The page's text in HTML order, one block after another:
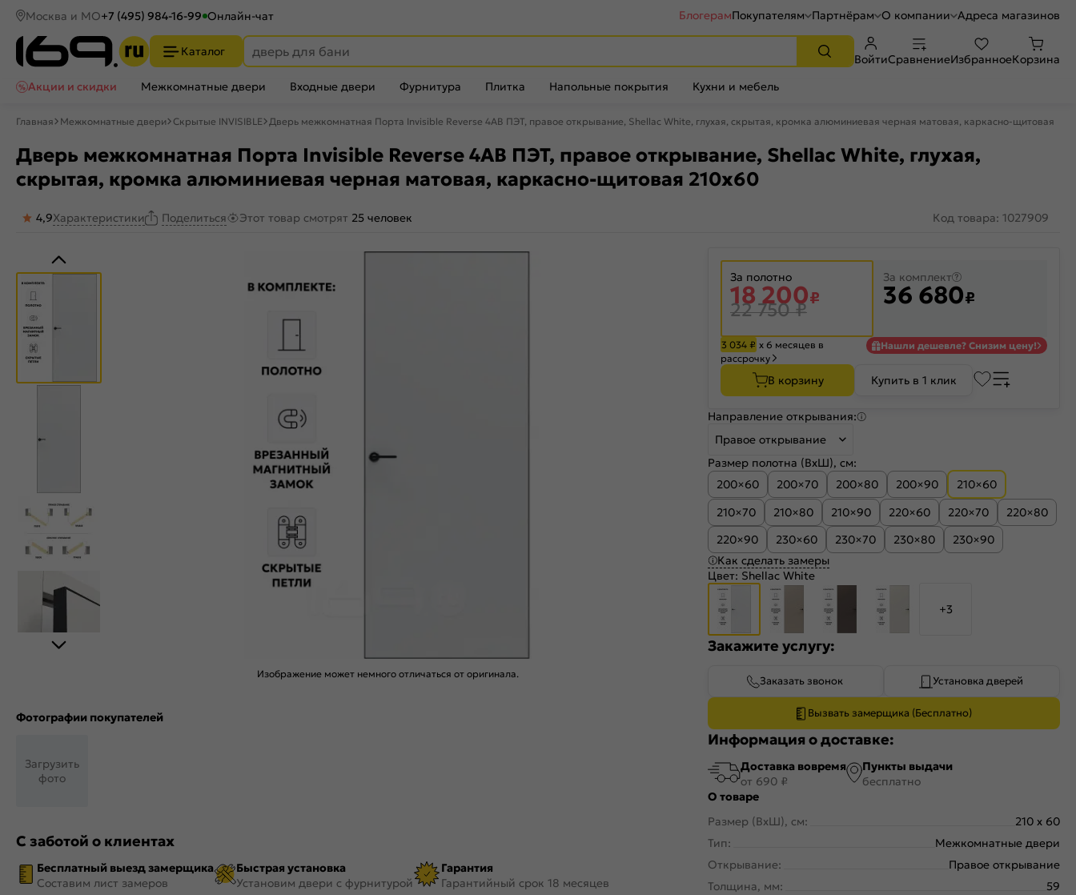
Москва и МО+7 (495) 984-16-99 Онлайн-чат БлогерамПокупателям Партнёрам О компании Адреса магазинов
Каталог
ВойтиСравнениеИзбранноеКорзина
Акции и скидки
Межкомнатные двери Входные двери Фурнитура Плитка Напольные покрытия Кухни и мебель
Главная Межкомнатные двери Скрытые INVISIBLE Дверь межкомнатная Порта Invisible Reverse 4AB ПЭТ, правое открывание, Shellac White, глухая, скрытая, кромка алюминиевая черная матовая, каркасно-щитовая
Дверь межкомнатная Порта Invisible Reverse 4AB ПЭТ, правое открывание, Shellac White, глухая,
скрытая, кромка алюминиевая черная матовая, каркасно-щитовая 210x60
4,9Характеристики Поделиться Этот товар смотрят 25 человек Код товара: 1027909
Изображение может немного отличаться от оригинала.
Фотографии покупателей
Загрузить
фото
С заботой о клиентах
Бесплатный выезд замерщика
Составим лист замеров
Быстрая установка
Установим двери с фурнитурой
Гарантия
Гарантийный срок 18 месяцев
За полотно
18 200₽
22 750₽
За комплект
36 680₽
3 034 ₽ х 6 месяцев в
рассрочку
Нашли дешевле? Снизим цену!
В корзину Купить в 1 клик
Направление открывания:
Правое открывание
Размер полотна (ВхШ), см:
200×60
200×70 200×80 200×90
210×60
210×70
210×80 210×90 220×60 220×70
220×80
220×90
230×60 230×70 230×80
230×90
Как сделать замеры
Цвет: Shellac White
+3
Закажите услугу:
Заказать звонок Установка дверей
Вызвать замерщика (Бесплатно)
Информация о доставке:
Доставка вовремя
от 690 ₽
Пункты выдачи
бесплатно
О товаре
Размер (ВхШ), см:
210 x 60
Тип:
Межкомнатные двери
Открывание:
Правое открывание
Толщина, мм:
59